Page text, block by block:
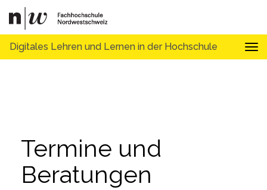
Digitales Lehren und Lernen in der Hochschule
Termine und
Beratungen